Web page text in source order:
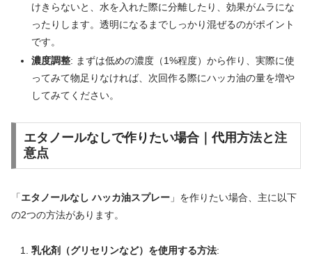
けきらないと、水を入れた際に分離したり、効果がムラにな
ったりします。透明になるまでしっかり混ぜるのがポイント
です。
濃度調整: まずは低めの濃度（1%程度）から作り、実際に使
ってみて物足りなければ、次回作る際にハッカ油の量を増や
してみてください。
エタノールなしで作りたい場合｜代用方法と注
意点
「エタノールなし ハッカ油スプレー 」を作りたい場合、主に以下
の2つの方法があります。
乳化剤（グリセリンなど）を使用する方法: